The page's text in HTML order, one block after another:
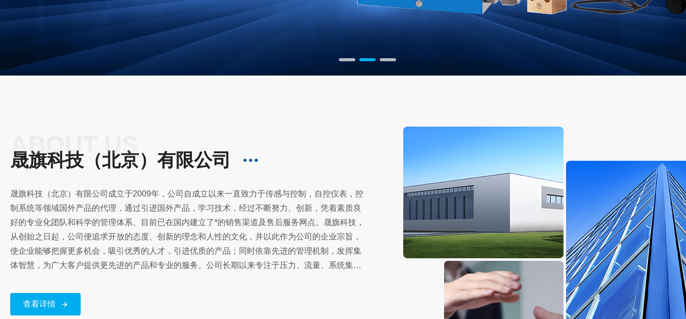
ABOUT US
晟旗科技（北京）有限公司
晟旗科技（北京）有限公司成立于2009年，公司自成立以来一直致力于传感与控制，自控仪表，控
制系统等领域国外产品的代理，通过引进国外产品，学习技术，经过不断努力、创新，凭着素质良
好的专业化团队和科学的管理体系、目前已在国内建立了*的销售渠道及售后服务网点。晟旗科技，
从创始之日起，公司便追求开放的态度、创新的理念和人性的文化，并以此作为公司的企业宗旨，
使企业能够把握更多机会，吸引优秀的人才，引进优质的产品；同时依靠先进的管理机制，发挥集
体智慧，为广大客户提供更先进的产品和专业的服务。公司长期以来专注于压力、流量、系统集
代理的产品有气体/液体质量流量计、质量流量控制器、压力变送器、管阀件、分析仪器、抗腐蚀质
量流量计、微小流量质量流量计、电磁比例阀等。公司产品已在真空、半导体、石化、分析仪器、
查看详情